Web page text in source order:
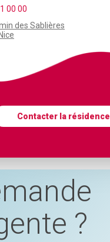
00 00
des Sablières
Contacter la résidence
?